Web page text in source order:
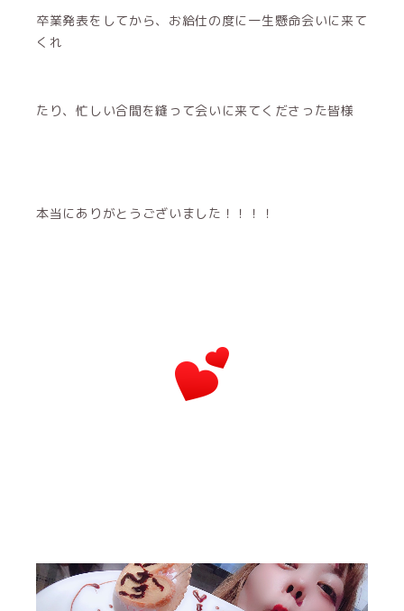
卒業発表をしてから、お給仕の度に一生懸命会いに来て
くれ
たり、忙しい合間を縫って会いに来てくださった皆様
本当にありがとうございました！！！！